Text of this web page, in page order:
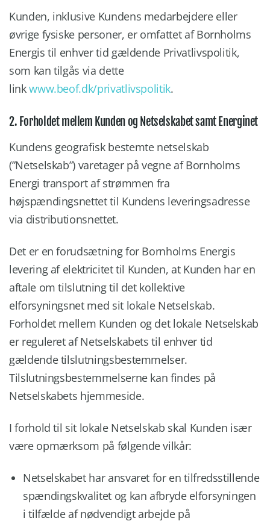
Kunden, inklusive Kundens medarbejdere eller
øvrige fysiske personer, er omfattet af Bornholms
Energis til enhver tid gældende Privatlivspolitik,
som kan tilgås via dette
linkwww.beof.dk/privatlivspolitik.
2. Forholdet mellem Kunden og Netselskabet samt Energinet
Kundens geografisk bestemte netselskab
(”Netselskab”) varetager på vegne af Bornholms
Energi transport af strømmen fra
højspændingsnettet til Kundens leveringsadresse
via distributionsnettet.
Det er en forudsætning for Bornholms Energis
levering af elektricitet til Kunden, at Kunden har en
aftale om tilslutning til det kollektive
elforsyningsnet med sit lokale Netselskab.
Forholdet mellem Kunden og det lokale Netselskab
er reguleret af Netselskabets til enhver tid
gældende tilslutningsbestemmelser.
Tilslutningsbestemmelserne kan findes på
Netselskabets hjemmeside.
I forhold til sit lokale Netselskab skal Kunden især
være opmærksom på følgende vilkår:
Netselskabet har ansvaret for en tilfredsstillende
spændingskvalitet og kan afbryde elforsyningen
i tilfælde af nødvendigt arbejde på